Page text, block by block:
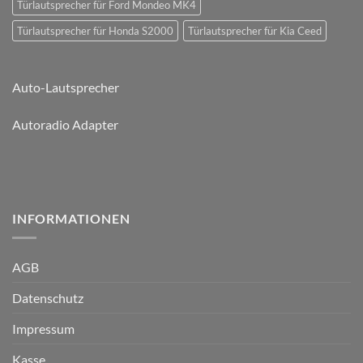
Türlautsprecher für Ford Mondeo MK4
Türlautsprecher für Honda S2000
Türlautsprecher für Kia Ceed
Auto-Lautsprecher
Autoradio Adapter
INFORMATIONEN
AGB
Datenschutz
Impressum
Kasse